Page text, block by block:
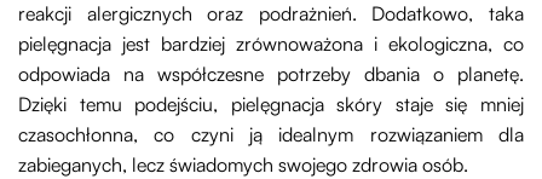
reakcji alergicznych oraz podrażnień. Dodatkowo, taka
pielęgnacja jest bardziej zrównoważona i ekologiczna, co
odpowiada na współczesne potrzeby dbania o planetę.
Dzięki temu podejściu, pielęgnacja skóry staje się mniej
czasochłonna, co czyni ją idealnym rozwiązaniem dla
zabieganych, lecz świadomych swojego zdrowia osób.